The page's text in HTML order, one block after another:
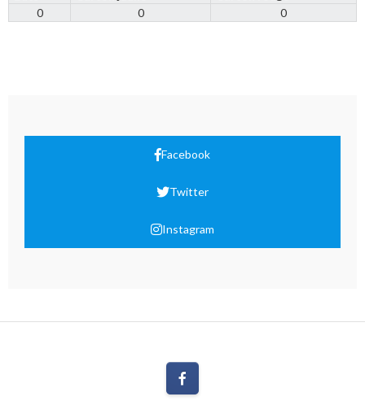
0
0 0
Facebook
Twitter
Instagram